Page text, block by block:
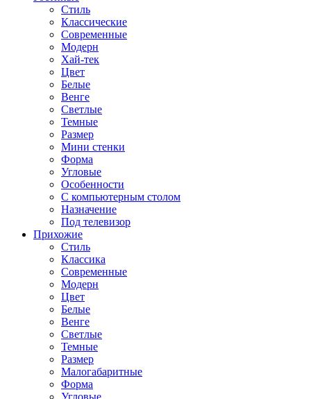
Стиль
Классические
Современные
Модерн
Хай-тек
Цвет
Белые
Венге
Светлые
Темные
Размер
Мини стенки
Форма
Угловые
Особенности
С компьютерным столом
Назначение
Под телевизор
Прихожие
Стиль
Классика
Современные
Модерн
Цвет
Белые
Венге
Светлые
Темные
Размер
Малогабаритные
Форма
Угловые